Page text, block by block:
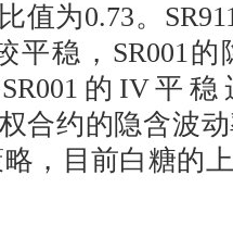
值为0.73。
平稳，SR001
的IV平
合约的隐含波
，目前白糖的